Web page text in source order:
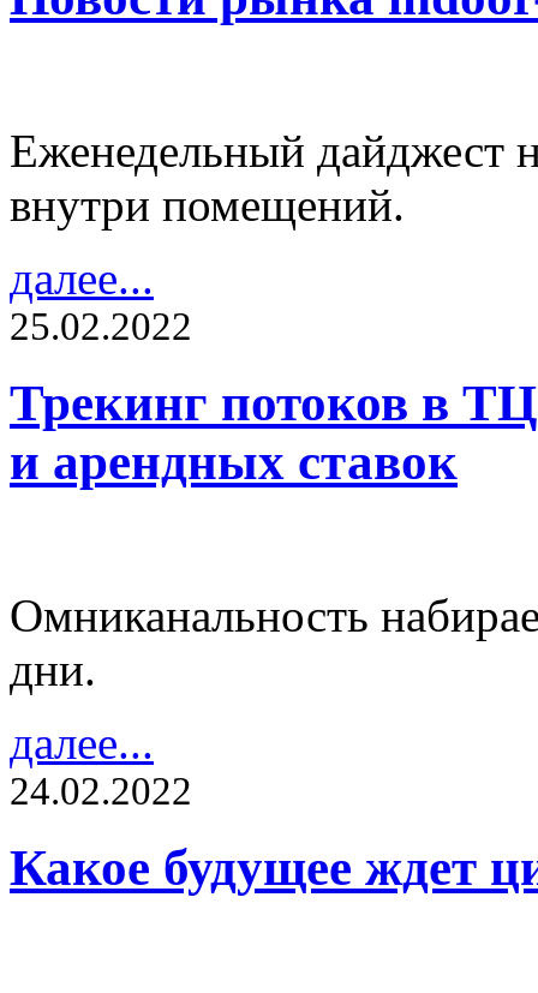
Еженедельный дайджест
внутри помещений.
далее...
25.02.2022
Трекинг потоков в
и арендных ставок
Омниканальность
дни.
далее...
24.02.2022
Какое будущее ждет